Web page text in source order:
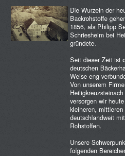
Die Wurzeln der
Backrohstoffe
1856, als Philipp
Schriesheim bei
gründete.
Seit dieser Zeit ist
deutschen
Weise eng
Von unserem
versorgen wir
kleineren,
deutschlandweit
Rohstoffen.
Unsere
folgenden